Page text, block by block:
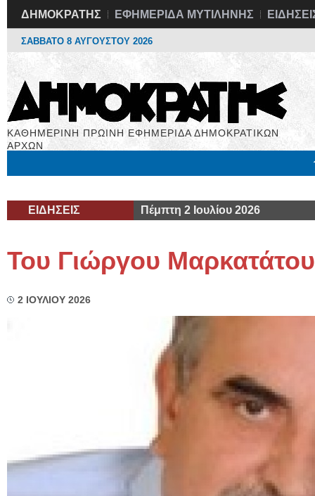
ΔΗΜΟΚΡΑΤΗΣ ΕΦΗΜΕΡΙΔΑ ΜΥΤΙΛΗΝΗΣ
ΣΑΒΒΑΤΟ 8 ΑΥΓΟΥΣΤΟΥ 2026
ΚΑΘΗΜΕΡΙΝΗ ΠΡΩΙΝΗ ΕΦΗΜΕΡΙΔΑ ΔΗΜΟΚΡΑΤΙΚΩΝ
ΑΡΧΩΝ
ΕΙΔΗΣΕΙΣ Πέμπτη 2 Ιουλίου 2026
Του Γιώργου Μαρκατάτου
2 ΙΟΥΛΙΟΥ 2026